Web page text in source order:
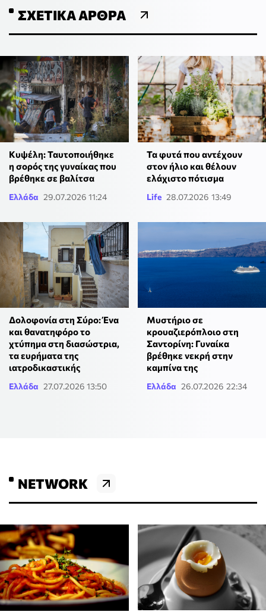
ΣΧΕΤΙΚΆ ΆΡΘΡΑ
Κυψέλη: Ταυτοποιήθηκε
η σορός της γυναίκας που
βρέθηκε σε βαλίτσα
Ελλάδα 29.07.2026 11:24
Τα φυτά που αντέχουν
στον ήλιο και θέλουν
ελάχιστο πότισμα
Life 28.07.2026 13:49
Δολοφονία στη Σύρο: Ένα
και θανατηφόρο το
χτύπημα στη διασώστρια,
τα ευρήματα της
ιατροδικαστικής
Ελλάδα 27.07.2026 13:50
Μυστήριο σε
κρουαζιερόπλοιο στη
Σαντορίνη: Γυναίκα
βρέθηκε νεκρή στην
καμπίνα της
Ελλάδα 26.07.2026 22:34
NETWORK